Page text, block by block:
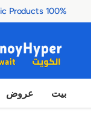
100% Authentic Products
بيت عروض